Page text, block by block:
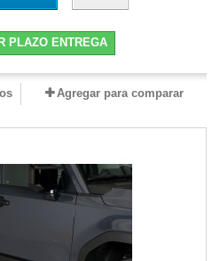
PLAZO ENTREGA
Agregar para comparar